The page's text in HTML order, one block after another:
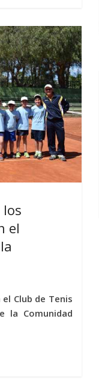
el
Club de Tenis
la Comunidad